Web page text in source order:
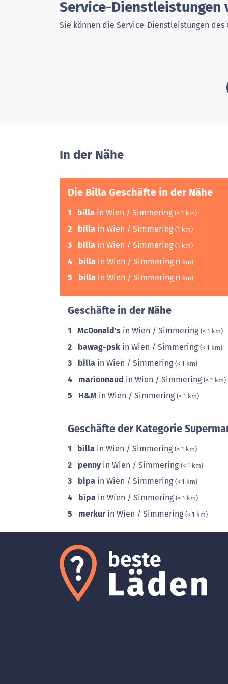
Service-
Sie können die Service-Dienstleistungen des
In der Nähe
Die Billa Geschäfte in der Nähe
1 billa in Wien / Simmering (< 1 km)
2 billa in Wien / Simmering (1 km)
3 billa in Wien / Simmering (1 km)
4 billa in Wien / Simmering (1 km)
5 billa in Wien / Simmering (1 km)
Geschäfte in der Nähe
1 McDonald's in Wien / Simmering (< 1 km)
2 bawag-psk in Wien / Simmering (< 1 km)
3 billa in Wien / Simmering (< 1 km)
4 marionnaud in Wien / Simmering (< 1 km)
5 H&M in Wien / Simmering (< 1 km)
Geschäfte der Kategorie
1 billa in Wien / Simmering (< 1 km)
2 pennyin Wien / Simmering (< 1 km)
3 bipa in Wien / Simmering (< 1 km)
4 bipa in Wien / Simmering (< 1 km)
5 merkurin Wien / Simmering (< 1 km)